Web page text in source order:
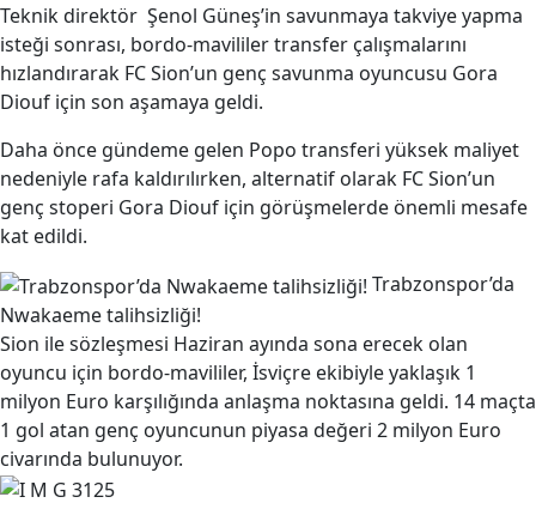
Teknik direktör Şenol Güneş’in savunmaya takviye yapma
isteği sonrası, bordo-mavililer transfer çalışmalarını
hızlandırarak FC Sion’un genç savunma oyuncusu Gora
Diouf için son aşamaya geldi.
Daha önce gündeme gelen Popo transferi yüksek maliyet
nedeniyle rafa kaldırılırken, alternatif olarak FC Sion’un
genç stoperi Gora Diouf için görüşmelerde önemli mesafe
kat edildi.
Trabzonspor’da
Nwakaeme talihsizliği!
Sion ile sözleşmesi Haziran ayında sona erecek olan
oyuncu için bordo-mavililer, İsviçre ekibiyle yaklaşık 1
milyon Euro karşılığında anlaşma noktasına geldi. 14 maçta
1 gol atan genç oyuncunun piyasa değeri 2 milyon Euro
civarında bulunuyor.